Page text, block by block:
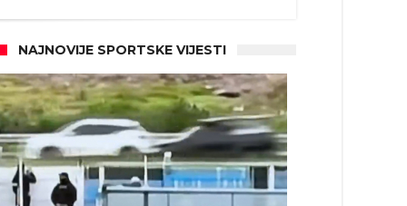
NAJNOVIJE SPORTSKE VIJESTI